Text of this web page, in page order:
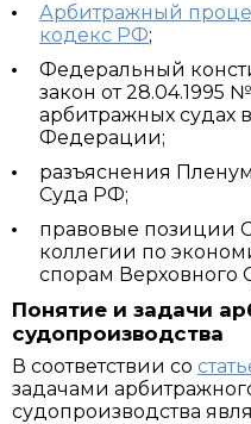
Арбитражный
кодекс РФ;
Федеральный
закон от 28.04.1995
арбитражных судах
Федерации;
разъяснения
Суда РФ;
правовые позиции
коллегии по
спорам Верховного
Понятие и задачи
судопроизводства
В соответствии со
задачами
судопроизводства